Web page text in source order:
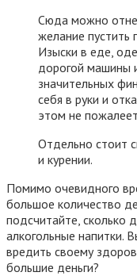
Сюда можно
желание пустить
Изыски в еде,
дорогой машины
значительных
себя в руки и
этом не
Отдельно стоит
и курении.
Помимо очевидного
большое количество
подсчитайте, сколько
алкогольные напитки.
вредить своему
большие деньги?